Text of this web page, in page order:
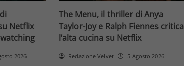
Netflix
2026
The Menu, il thriller di Anya
Taylor-Joy e Ralph Fiennes critica
l’alta cucina su Netflix
Redazione Velvet 5 Agosto 2026